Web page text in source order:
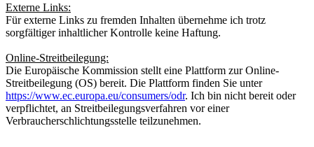
Externe Links:
Für externe Links zu fremden Inhalten übernehme ich trotz
sorgfältiger inhaltlicher Kontrolle keine Haftung.
Online-Streitbeilegung:
Die Europäische Kommission stellt eine Plattform zur Online-
Streitbeilegung (OS) bereit. Die Plattform finden Sie unter
https://www.ec.europa.eu/consumers/odr. Ich bin nicht bereit oder
verpflichtet, an Streitbeilegungsverfahren vor einer
Verbraucherschlichtungsstelle teilzunehmen.